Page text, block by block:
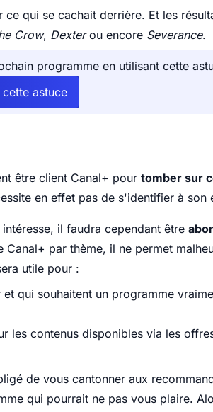
qui se cachait derrière. Et les
Crow, Dexterou encore Severance.
programme en utilisant cette
astuce
être client Canal+ pour tomber sur
en effet pas de s'identifier à son
il faudra cependant être
par thème, il ne permet
utile pour :
qui souhaitent un programme
les contenus disponibles via les
de vous cantonner aux
qui pourrait ne pas vous plaire.